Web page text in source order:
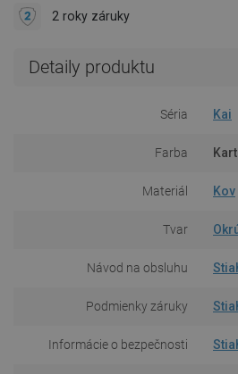
2 roky záruky
Detaily produktu
Séria Kai
Farba
Materiál Kov
Tvar
Návod na obsluhu
Podmienky záruky
Informácie o bezpečnosti